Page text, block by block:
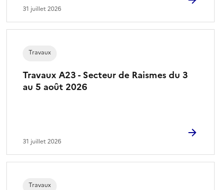
o
n
31 juillet 2026
Travaux A23 - Secteur de Raismes du 3
au 5 août 2026
Travaux
31 juillet 2026
Travaux